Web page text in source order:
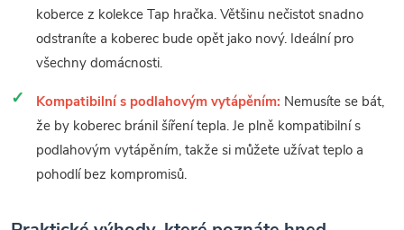
koberce z kolekce Tap hračka. Většinu nečistot snadno
odstraníte a koberec bude opět jako nový. Ideální pro
všechny domácnosti.
Kompatibilní s podlahovým vytápěním: Nemusíte se bát,
že by koberec bránil šíření tepla. Je plně kompatibilní s
podlahovým vytápěním, takže si můžete užívat teplo a
pohodlí bez kompromisů.